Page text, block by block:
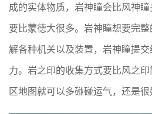
成的实体物质，岩神瞳会比风神
要比蒙德大很多。岩神瞳想要完
解各种机关以及装置，岩神瞳提
力。岩之印的收集方式要比风之
区地图就可以多碰碰运气，还是很